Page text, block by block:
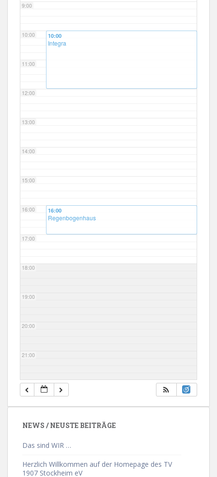
9:00
10:00
11:00
12:00
13:00
14:00
15:00
16:00
17:00
18:00
19:00
20:00
21:00
22:00
10:00
Integra
16:00
Regenbogenhaus
NEWS / NEUSTE BEITRÄGE
Das sind WIR …
Herzlich Willkommen auf der Homepage des TV
1907 Stockheim eV